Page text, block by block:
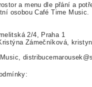
a menu dle přání a
osobou Café Time Music.
2/4, Praha 1
Zámečníková,